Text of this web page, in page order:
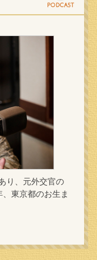
り、元外交官の
東京都のお生ま